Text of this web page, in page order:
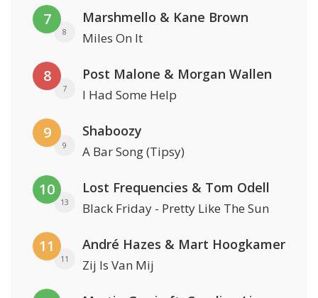
7
8
Marshmello & Kane Brown
Miles On It
8
7
Post Malone & Morgan Wallen
I Had Some Help
9
9
Shaboozy
A Bar Song (Tipsy)
10
13
Lost Frequencies & Tom Odell
Black Friday - Pretty Like The Sun
11
11
André Hazes & Mart Hoogkamer
Zij Is Van Mij